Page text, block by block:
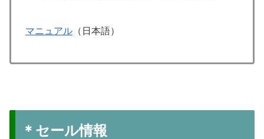
マニュアル （日本語）
＊セール情報